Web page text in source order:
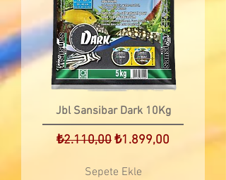
Jbl Sansibar Dark 10Kg
Normal Fiyat
₺2.110,00İndirimli Fiyat
₺1.899,00
Sepete Ekle